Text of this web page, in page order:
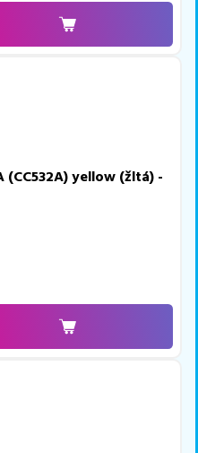
(CC532A) yellow (žltá) -